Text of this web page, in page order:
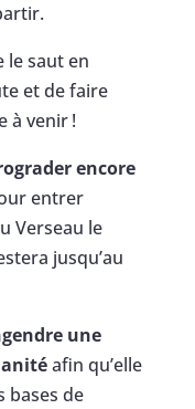
le saut en
et de faire
à venir !
encore
entrer
Verseau le
jusqu’au
une
afin qu’elle
bases de